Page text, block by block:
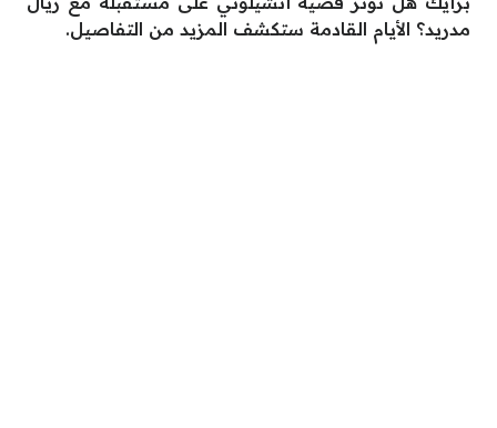
مدريد؟ الأيام القادمة ستكشف المزيد من التفاصيل.